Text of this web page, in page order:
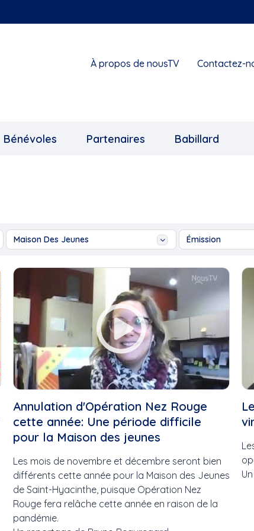
À propos de nousTV Contactez-
Bénévoles Partenaires Babillard
Maison Des Jeunes
5 à 7
Abus financier
Académie de l'aviation
Accident
Achat local
Activité
Agricultrice de l'année
Agriculture
Agroalimentaire
Ah les jeunes, hiver 2024,...
Aidants naturels
Aide médicale à mourir
Alimentation
Ambulancier
André Beauregard
André H. Gagnon
Andrée Champagne
Émission
Apprendre,
Apprentis
Apéro Culture
Art & Passion
Bouge ta vie
BoxeMania
Boxemania 14
Boxemania
Boxemania
Boxemania
C'est ma job!
Chef
Cheval & Cie
l'École...
Annulation d'Opération Nez Rouge
cette année: Une période difficile
pour la Maison des jeunes
Les mois de novembre et décembre seront bien
différents cette année pour la Maison des Jeunes
de Saint-Hyacinthe, puisque Opération Nez
Rouge fera relâche cette année en raison de la
pandémie.